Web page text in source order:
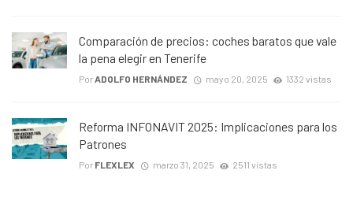
Comparación de precios: coches baratos que vale
la pena elegir en Tenerife
PorADOLFO HERNÁNDEZ mayo 20, 2025 1332 vistas
Reforma INFONAVIT 2025: Implicaciones para los
Patrones
Por FLEXLEX marzo 31, 2025 2511 vistas